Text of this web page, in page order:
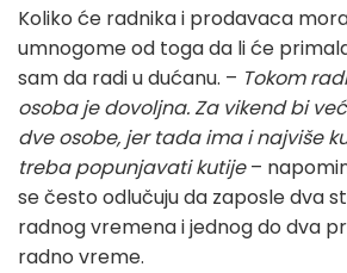
Koliko će radnika i prodavaca
umnogome od toga da li će
sam da radi u dućanu. – Tokom
osoba je dovoljna. Za vikend bi
dve osobe, jer tada ima i najviše
treba popunjavati kutije–
se često odlučuju da zaposle dva
radnog vremena i jednog do dva
radno vreme.